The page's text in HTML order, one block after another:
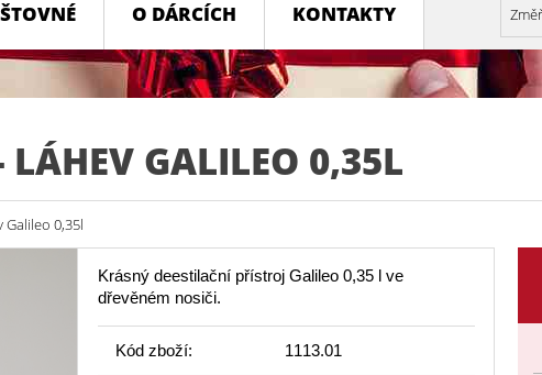
O DÁRCÍCH KONTAKTY
LÁHEV GALILEO 0,35L
Galileo 0,35l
Krásný deestilační přístroj Galileo 0,35 l ve
dřevěném nosiči.
Kód zboží: 1113.01